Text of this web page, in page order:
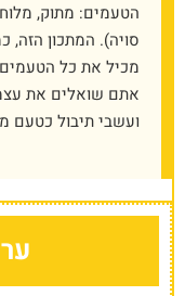
הטעמים: מתוק,
סויה). המתכון הזה,
מכיל את כל הטעמים
אתם שואלים את
ועשבי תיבול כטעם